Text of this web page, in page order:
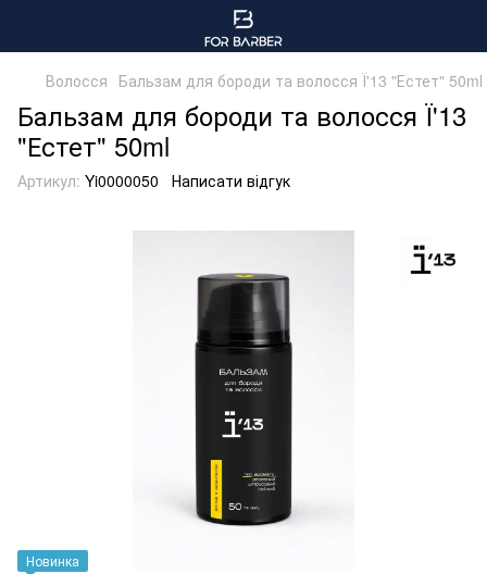
Волосся Бальзам для бороди та волосся Ї'13 "Естет" 50ml
Бальзам для бороди та волосся Ї'13
"Естет" 50ml
Артикул: Yi0000050 Написати відгук
Новинка